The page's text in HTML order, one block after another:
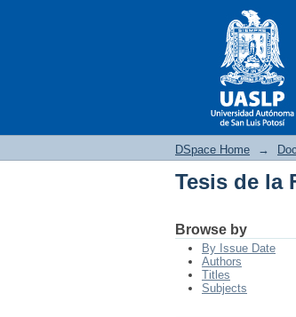
DSpace Home →
Tesis de la
Browse by
By Issue Date
Authors
Titles
Subjects